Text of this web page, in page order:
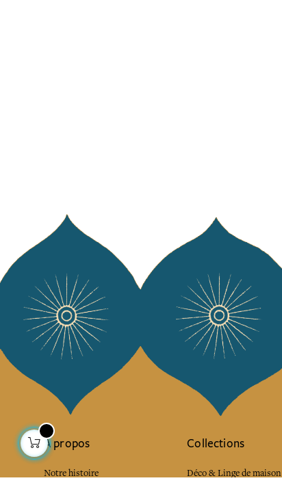
À propos
Notre histoire
Collections
Déco & Linge de maison